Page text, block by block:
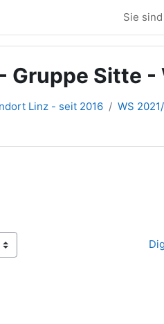
Sie
Sitte -
Linz - seit 2016
WS